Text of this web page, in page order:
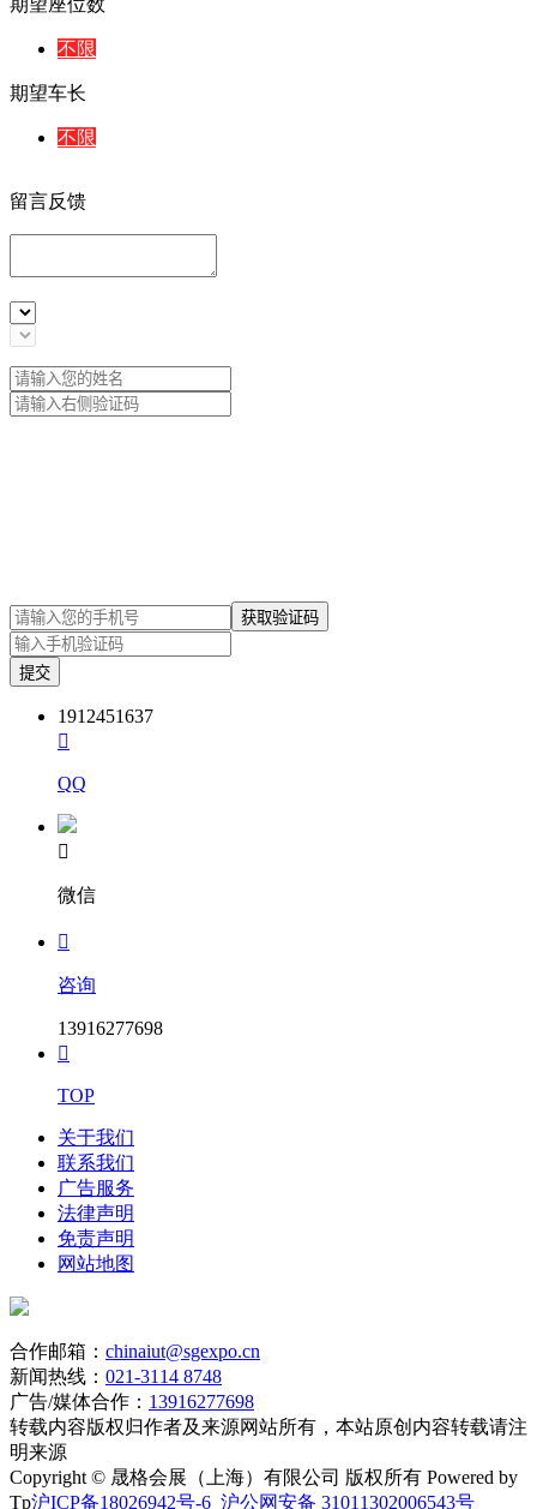
不限
期望车长
不限
留言反馈
1912451637

QQ

微信

咨询
13916277698

TOP
关于我们
联系我们
广告服务
法律声明
免责声明
网站地图
合作邮箱： chinaiut@sgexpo.cn
新闻热线： 021-3114 8748
广告/媒体合作： 13916277698
转载内容版权归作者及来源网站所有，本站原创内容转载请注
明来源
Copyright © 晟格会展（上海）有限公司 版权所有 Powered by
Tp沪ICP备18026942号-6 沪公网安备 31011302006543号